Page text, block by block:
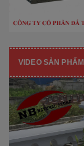
VIDEO SẢN